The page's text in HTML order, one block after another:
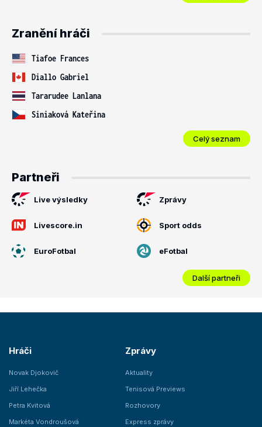
Zranění hráči
Tiafoe Frances
Diallo Gabriel
Tararudee Lanlana
Siniaková Kateřina
Celý seznam
Partneři
Live výsledky Zprávy
Livescore.in Sport odds
EuroFotbal eFotbal
Další partneři
Hráči
Novak Djokovič
Jiří Lehečka
Petra Kvitová
Markéta Vondroušová
Zprávy
Aktuality
Tenisová Previews
Rozhovory
Express zprávy